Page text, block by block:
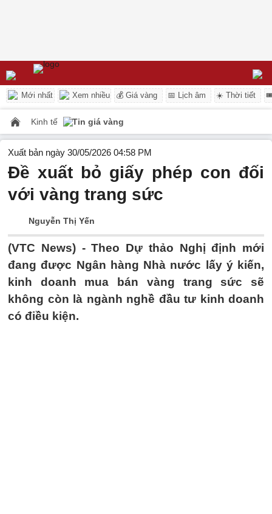
Mới nhất Xem nhiều 💰 Giá vàng 📅 Lịch âm ☀️ Thời tiết
Kinh tế Tin giá vàng
Xuất bản ngày 30/05/2026 04:58 PM
Đề xuất bỏ giấy phép con đối
với vàng trang sức
Nguyễn Thị Yến
(VTC News) -Theo Dự thảo Nghị định mới
đang được Ngân hàng Nhà nước lấy ý kiến,
kinh doanh mua bán vàng trang sức sẽ
không còn là ngành nghề đầu tư kinh doanh
có điều kiện.